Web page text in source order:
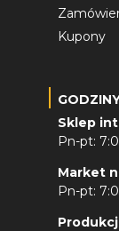
Kupony
Sklep
Pn-pt:
Market
Pn-pt: